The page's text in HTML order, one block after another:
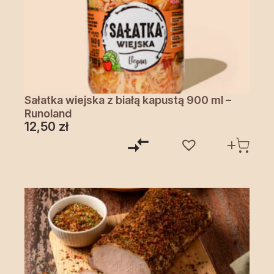
Sałatka wiejska z białą kapustą 900 ml –
Runoland
12,50 zł